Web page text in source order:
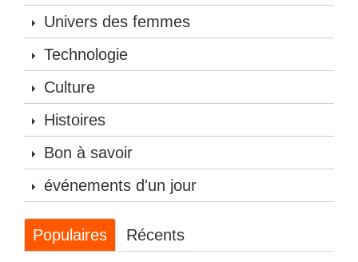
Univers des femmes
Technologie
Culture
Histoires
Bon à savoir
événements d'un jour
Populaires Récents